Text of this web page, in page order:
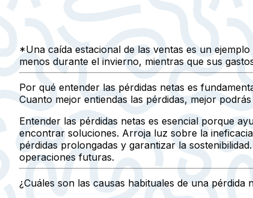
*Una caída estacional de las ventas es un
menos durante el invierno, mientras que sus
Por qué entender las pérdidas netas es
Cuanto mejor entiendas las pérdidas, mejor
Entender las pérdidas netas es esencial porque
encontrar soluciones. Arroja luz sobre la
pérdidas prolongadas y garantizar la
operaciones futuras.
¿Cuáles son las causas habituales de una pérdida